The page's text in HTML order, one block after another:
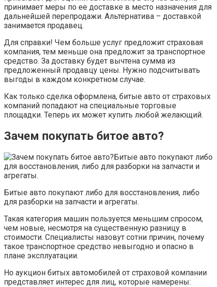
принимает меры по ее доставке в место назначения для
дальнейшей перепродажи. Альтернатива – доставкой
занимается продавец.
Для справки! Чем больше услуг предложит страховая
компания, тем меньше она предложит за транспортное
средство. За доставку будет вычтена сумма из
предложенный продавцу цены. Нужно подсчитывать
выгоды в каждом конкретном случае.
Как только сделка оформлена, битые авто от страховых
компаний попадают на специальные торговые
площадки. Теперь их может купить любой желающий.
Зачем покупать битое авто?
Битые авто покупают либо для восстановления, либо
для разборки на запчасти и агрегаты.
Такая категория машин пользуется меньшим спросом,
чем новые, несмотря на существенную разницу в
стоимости. Специалисты назовут сотни причин, почему
такое транспортное средство невыгодно и опасно в
плане эксплуатации.
Но аукцион битых автомобилей от страховой компании
представляет интерес для лиц, которые намерены: